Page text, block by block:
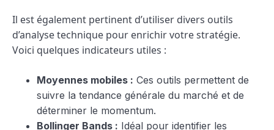
Il est également pertinent d’utiliser divers outils
d’analyse technique pour enrichir votre stratégie.
Voici quelques indicateurs utiles :
Moyennes mobiles : Ces outils permettent de
suivre la tendance générale du marché et de
déterminer le momentum.
Bollinger Bands : Idéal pour identifier les